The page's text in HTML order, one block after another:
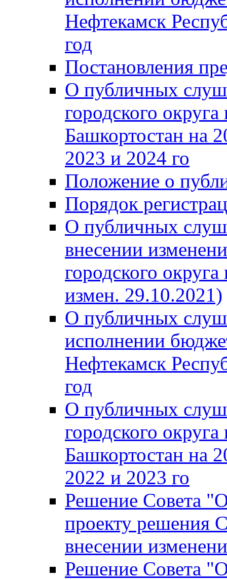
Нефтекамск
год
Постановления
О публичных
городского
Башкортостан на
2023 и 2024 го
Положение о
Порядок
О публичных
внесении
городского
измен. 29.10.2021)
О публичных
исполнении
Нефтекамск
год
О публичных
городского
Башкортостан на
2022 и 2023 го
Решение Совета
проекту решения
внесении
Решение Совета